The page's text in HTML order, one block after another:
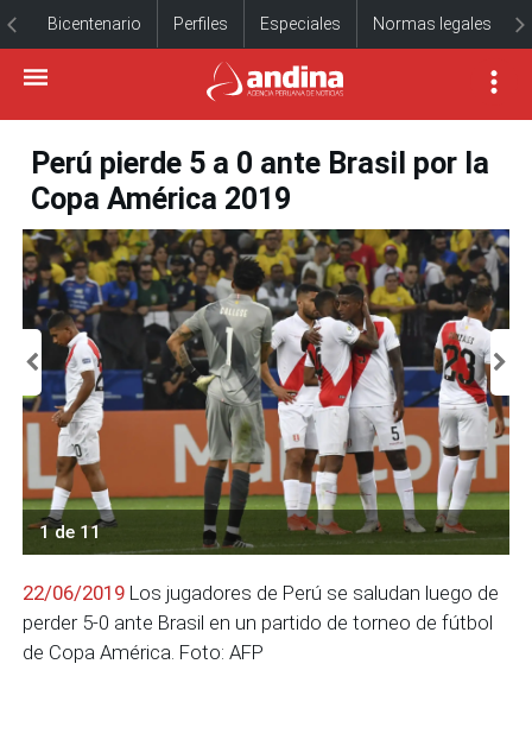
Bicentenario Perfiles Especiales Normas legales
Perú pierde 5 a 0 ante Brasil por la
Copa América 2019
1 de 11
22/06/2019 Los jugadores de Perú se saludan luego de
perder 5-0 ante Brasil en un partido de torneo de fútbol
de Copa América. Foto: AFP